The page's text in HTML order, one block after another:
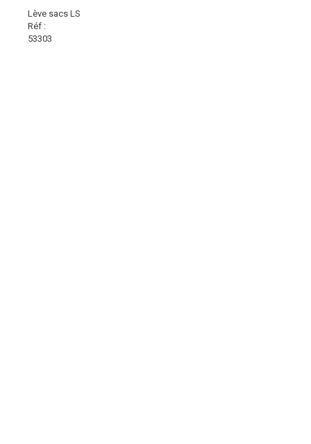
Lève sacs LS
Réf :
53303